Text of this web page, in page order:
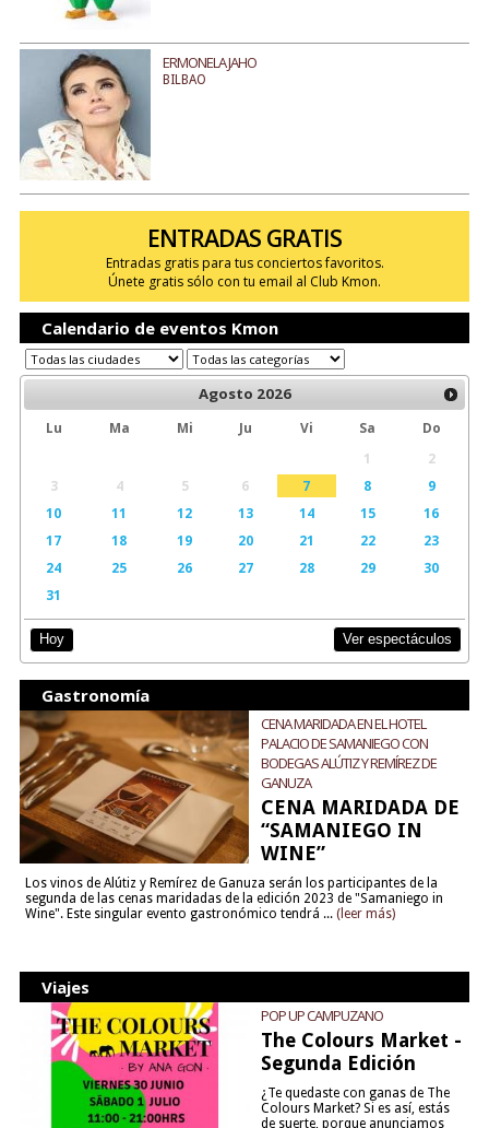
ERMONELA JAHO
BILBAO
ENTRADAS GRATIS
Entradas gratis para tus conciertos favoritos.
Únete gratis sólo con tu email al Club Kmon.
Calendario de eventos Kmon
Agosto 2026
Lu Ma Mi Ju Vi Sa
Do
1
2
3
4 5 6 7 8
9
10
11 12 13 14 15
16
17
18 19 20 21 22
23
24
25 26 27 28 29
30
31
Hoy Ver espectáculos
Gastronomía
CENA MARIDADA EN EL HOTEL
PALACIO DE SAMANIEGO CON
BODEGAS ALÚTIZ Y REMÍREZ DE
GANUZA
CENA MARIDADA DE
“SAMANIEGO IN
WINE”
Los vinos de Alútiz y Remírez de Ganuza serán los participantes de la
segunda de las cenas maridadas de la edición 2023 de "Samaniego in
Wine". Este singular evento gastronómico tendrá ... (leer más)
Viajes
POP UP CAMPUZANO
The Colours Market -
Segunda Edición
¿Te quedaste con ganas de The
Colours Market? Si es así, estás
de suerte, porque anunciamos